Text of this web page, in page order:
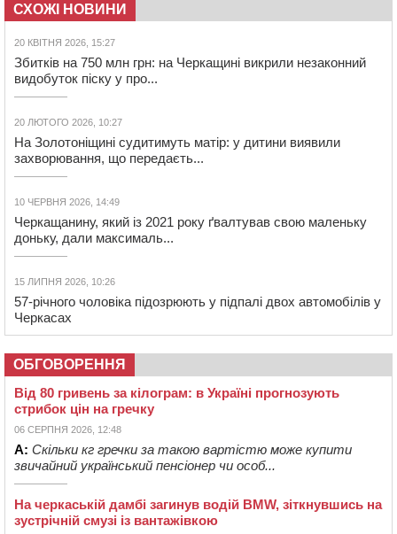
СХОЖІ НОВИНИ
20 КВІТНЯ 2026, 15:27
Збитків на 750 млн грн: на Черкащині викрили незаконний
видобуток піску у про...
20 ЛЮТОГО 2026, 10:27
На Золотоніщині судитимуть матір: у дитини виявили
захворювання, що передаєть...
10 ЧЕРВНЯ 2026, 14:49
Черкащанину, який із 2021 року ґвалтував свою маленьку
доньку, дали максималь...
15 ЛИПНЯ 2026, 10:26
57-річного чоловіка підозрюють у підпалі двох автомобілів у
Черкасах
ОБГОВОРЕННЯ
Від 80 гривень за кілограм: в Україні прогнозують
стрибок цін на гречку
06 СЕРПНЯ 2026, 12:48
А: Скільки кг гречки за такою вартістю може купити
звичайний український пенсіонер чи особ...
На черкаській дамбі загинув водій BMW, зіткнувшись на
зустрічній смузі із вантажівкою